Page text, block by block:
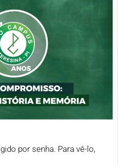
por senha. Para vê-lo,